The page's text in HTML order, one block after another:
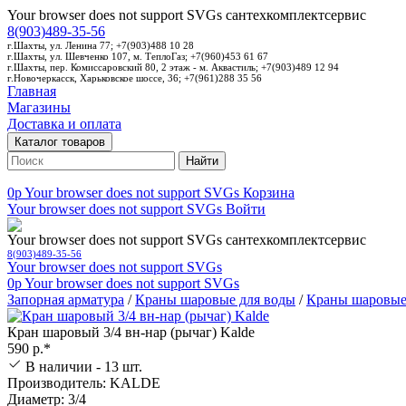
Your browser does not support SVGs сантехкомплектсервис
8(903)489-35-56
г.Шахты, ул. Ленина 77; +7(903)488 10 28
г.Шахты, ул. Шевченко 107, м. ТеплоГаз; +7(960)453 61 67
г.Шахты, пер. Комиссаровский 80, 2 этаж - м. Аквастиль; +7(903)489 12 94
г.Новочеркасск, Харьковское шоссе, 36; +7(961)288 35 56
Главная
Магазины
Доставка и оплата
Каталог товаров
Найти
0pYour browser does not support SVGs Корзина
Your browser does not support SVGs Войти
Your browser does not support SVGs сантехкомплектсервис
8(903)489-35-56
Your browser does not support SVGs
0pYour browser does not support SVGs
Запорная арматура /Краны шаровые для воды /Краны
Кран шаровый 3/4 вн-нар (рычаг) Kalde
590 р.*
В наличии - 13 шт.
Производитель: KALDE
Диаметр: 3/4